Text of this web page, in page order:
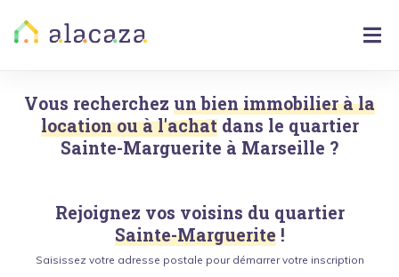
Vous recherchez un bien immobilier à la
location ou à l'achat dans le quartier
Sainte-Marguerite à Marseille ?
Rejoignez vos voisins du quartier
Sainte-Marguerite !
Saisissez votre adresse postale pour démarrer votre inscription